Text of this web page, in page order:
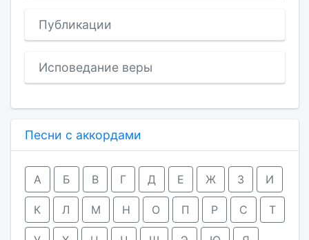
Публикации
Исповедание веры
Песни с аккордами
А Б В Г Д Е Ж З И
К Л М Н О П Р С Т